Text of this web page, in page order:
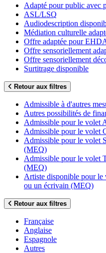
Adapté pour public avec
ASL/LSQ
Audiodescription
Médiation culturelle
Offre adaptée pour
Offre sensoriellement
Offre sensoriellement
Surtitrage disponible
Retour aux filtres
Admissible à d'autres
Autres possibilités de
Admissible pour le volet
Admissible pour le volet
Admissible pour le volet
(MEQ)
Admissible pour le volet
(MEQ)
Artiste disponible pour le
ou un écrivain (MEQ)
Retour aux filtres
Française
Anglaise
Espagnole
Autres